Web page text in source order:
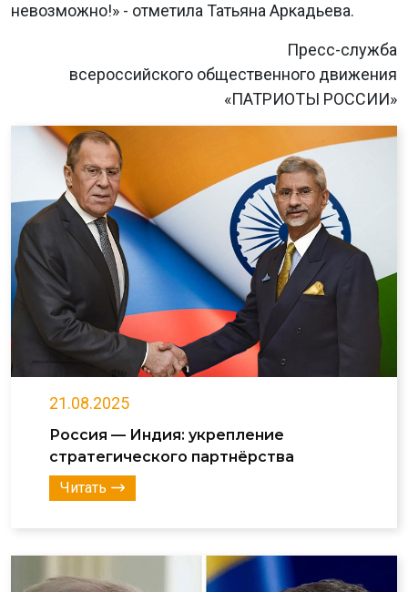
невозможно!» - отметила Татьяна Аркадьева.
Пресс-служба
всероссийского общественного движения
«ПАТРИОТЫ РОССИИ»
21.08.2025
Россия — Индия: укрепление
стратегического партнёрства
Читать